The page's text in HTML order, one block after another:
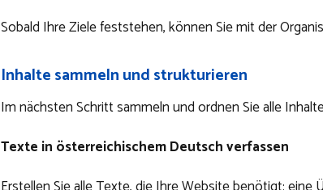
Sobald Ihre Ziele feststehen, können Sie mit der
Inhalte sammeln und strukturieren
Im nächsten Schritt sammeln und ordnen Sie alle
Texte in österreichischem Deutsch verfassen